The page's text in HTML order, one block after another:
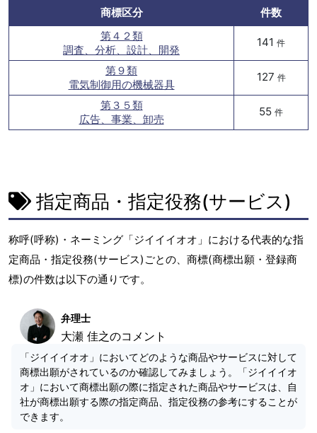
商標区分
件数
第４２類
調査、分析、設計、開発
141 件
第９類
電気制御用の機械器具
127 件
第３５類
広告、事業、卸売
55 件
指定商品・指定役務(サービス)
称呼(呼称)・ネーミング「ジイイイオオ」における代表的な指
定商品・指定役務(サービス)ごとの、商標(商標出願・登録商
標)の件数は以下の通りです。
弁理士
大瀬 佳之のコメント
「ジイイイオオ」においてどのような商品やサービスに対して
商標出願がされているのか確認してみましょう。「ジイイイオ
オ」において商標出願の際に指定された商品やサービスは、自
社が商標出願する際の指定商品、指定役務の参考にすることが
できます。